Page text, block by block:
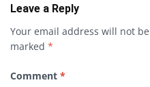
Leave a Reply
Your email address will not
marked *
Comment *